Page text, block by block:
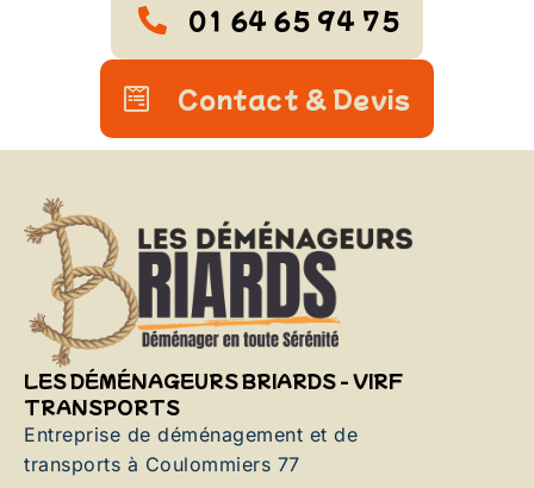
01 64 65 94 75
Contact & Devis
LES DÉMÉNAGEURS BRIARDS - VIRF
TRANSPORTS
Entreprise de déménagement et de
transports à Coulommiers 77